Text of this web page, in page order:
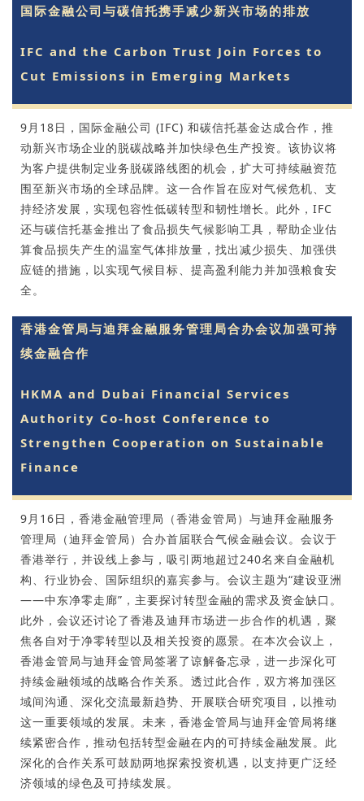
国际金融公司与碳信托携手减少新兴市场的排放
IFC and the Carbon Trust Join Forces to
Cut Emissions in Emerging Markets
9月18日，国际金融公司 (IFC) 和碳信托基金达成合作，推
动新兴市场企业的脱碳战略并加快绿色生产投资。该协议将
为客户提供制定业务脱碳路线图的机会，扩大可持续融资范
围至新兴市场的全球品牌。这一合作旨在应对气候危机、支
持经济发展，实现包容性低碳转型和韧性增长。此外，IFC
还与碳信托基金推出了食品损失气候影响工具，帮助企业估
算食品损失产生的温室气体排放量，找出减少损失、加强供
应链的措施，以实现气候目标、提高盈利能力并加强粮食安
全。
香港金管局与迪拜金融服务管理局合办会议加强可持
续金融合作
HKMA and Dubai Financial Services
Authority Co-host Conference to
Strengthen Cooperation on Sustainable
Finance
9月16日，香港金融管理局（香港金管局）与迪拜金融服务
管理局（迪拜金管局）合办首届联合气候金融会议。会议于
香港举行，并设线上参与，吸引两地超过240名来自金融机
构、行业协会、国际组织的嘉宾参与。会议主题为“建设亚洲
——中东净零走廊”，主要探讨转型金融的需求及资金缺口。
此外，会议还讨论了香港及迪拜市场进一步合作的机遇，聚
焦各自对于净零转型以及相关投资的愿景。在本次会议上，
香港金管局与迪拜金管局签署了谅解备忘录，进一步深化可
持续金融领域的战略合作关系。透过此合作，双方将加强区
域间沟通、深化交流最新趋势、开展联合研究项目，以推动
这一重要领域的发展。未来，香港金管局与迪拜金管局将继
续紧密合作，推动包括转型金融在内的可持续金融发展。此
深化的合作关系可鼓励两地探索投资机遇，以支持更广泛经
济领域的绿色及可持续发展。